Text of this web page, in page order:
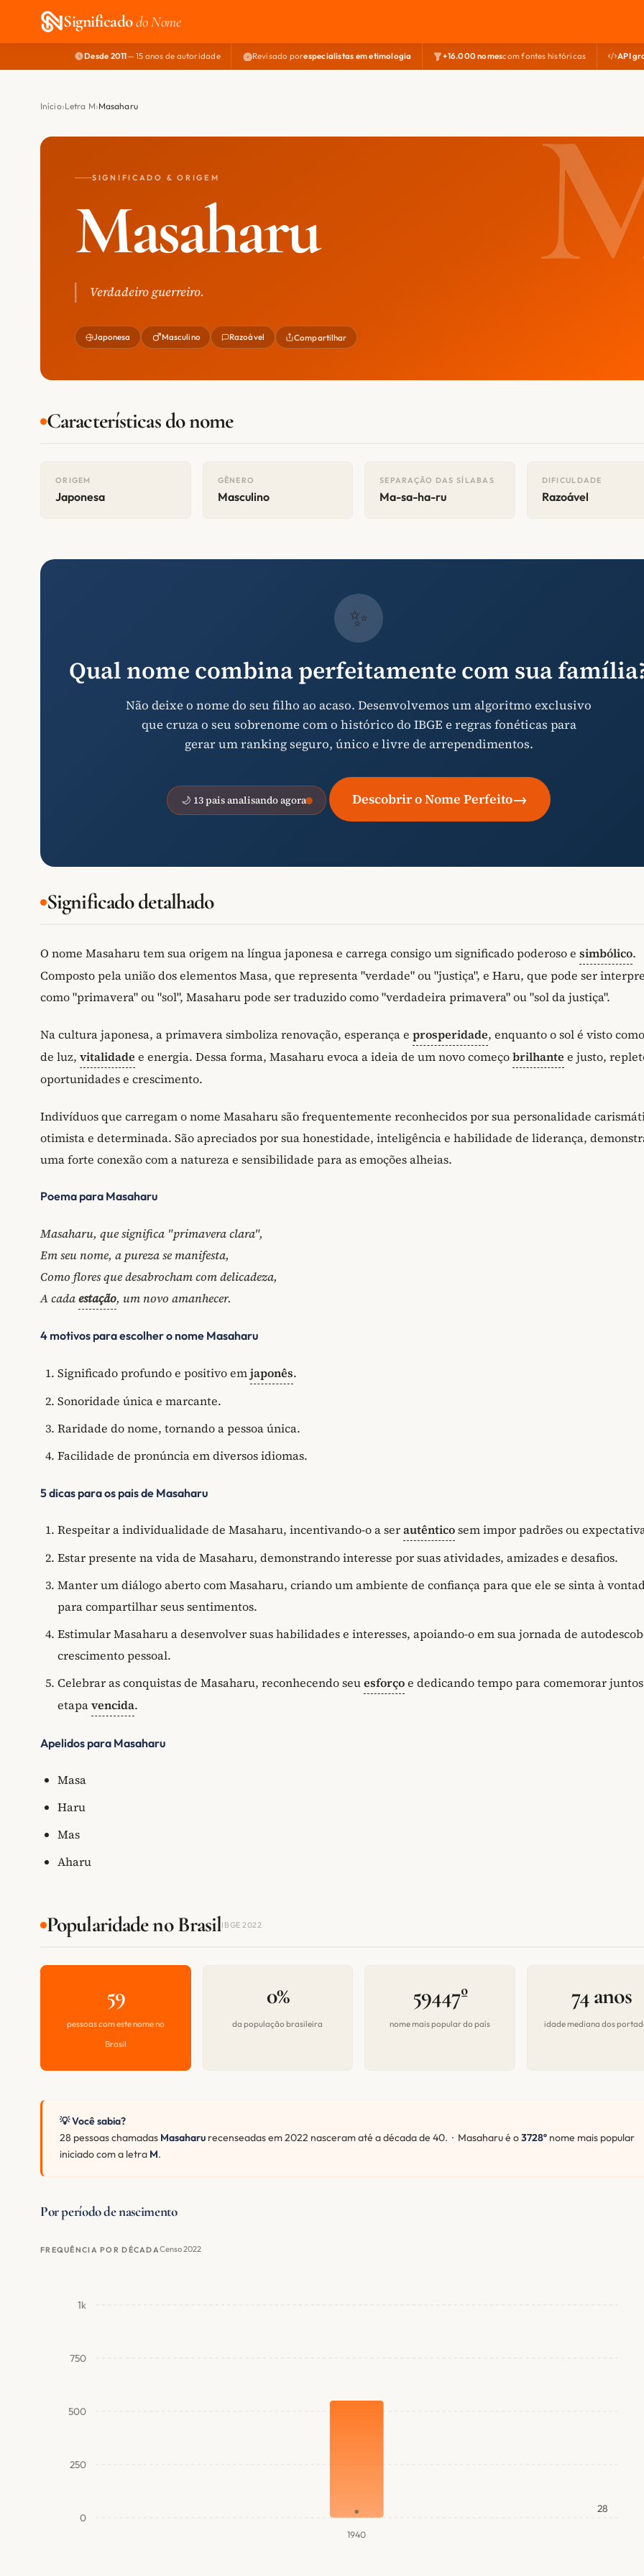
Significadodo Nome
Desde 2011— 15 anos de autoridade Revisado porespecialistas em etimologia +16.000 nomescom fontes históricas API
Início Letra M Masaharu
SIGNIFICADO & ORIGEM
Masaharu
Verdadeiro guerreiro.
Japonesa Masculino Razoável Compartilhar
Características do nome
ORIGEM
Japonesa
GÊNERO
Masculino
SEPARAÇÃO DAS SÍLABAS
Ma-sa-ha-ru
DIFICULDADE
Razoável
✨
Qual nome combina perfeitamente com sua
Não deixe o nome do seu filho ao acaso. Desenvolvemos um algoritmo exclusivo
que cruza o seu sobrenome com o histórico do IBGE e regras fonéticas para
gerar um ranking seguro, único e livre de arrependimentos.
🌙 13 pais analisando agora Descobrir o Nome Perfeito→
Significado detalhado
O nome Masaharu tem sua origem na língua japonesa e carrega consigo um significado poderoso e simbólico.
Composto pela união dos elementos Masa, que representa "verdade" ou "justiça", e Haru, que pode ser
como "primavera" ou "sol", Masaharu pode ser traduzido como "verdadeira primavera" ou "sol da justiça".
Na cultura japonesa, a primavera simboliza renovação, esperança e prosperidade, enquanto o sol é visto
de luz, vitalidade e energia. Dessa forma, Masaharu evoca a ideia de um novo começobrilhante e justo,
oportunidades e crescimento.
Indivíduos que carregam o nome Masaharu são frequentemente reconhecidos por sua personalidade
otimista e determinada. São apreciados por sua honestidade, inteligência e habilidade de liderança,
uma forte conexão com a natureza e sensibilidade para as emoções alheias.
Poema para Masaharu
Masaharu, que significa "primavera clara",
Em seu nome, a pureza se manifesta,
Como flores que desabrocham com delicadeza,
A cadaestação, um novo amanhecer.
4 motivos para escolher o nome Masaharu
Significado profundo e positivo emjaponês.
Sonoridade única e marcante.
Raridade do nome, tornando a pessoa única.
Facilidade de pronúncia em diversos idiomas.
5 dicas para os pais de Masaharu
Respeitar a individualidade de Masaharu, incentivando-o a serautênticosem impor padrões ou
Estar presente na vida de Masaharu, demonstrando interesse por suas atividades, amizades e desafios.
Manter um diálogo aberto com Masaharu, criando um ambiente de confiança para que ele se sinta à
para compartilhar seus sentimentos.
Estimular Masaharu a desenvolver suas habilidades e interesses, apoiando-o em sua jornada de
crescimento pessoal.
Celebrar as conquistas de Masaharu, reconhecendo seuesforçoe dedicando tempo para comemorar
etapavencida.
Apelidos para Masaharu
Masa
Haru
Mas
Aharu
Popularidade no BrasilIBGE 2022
59
pessoas com este nome no
Brasil
0%
da população brasileira
59447º
nome mais popular do país
74 anos
idade mediana dos
💡 Você sabia?
28 pessoas chamadas Masaharu recenseadas em 2022 nasceram até a década de 40. · Masaharu é o3728º nome mais popular
iniciado com a letra M.
Por período de nascimento
FREQUÊNCIA POR DÉCADACenso 2022
0
250
500
750
1k
1940
28